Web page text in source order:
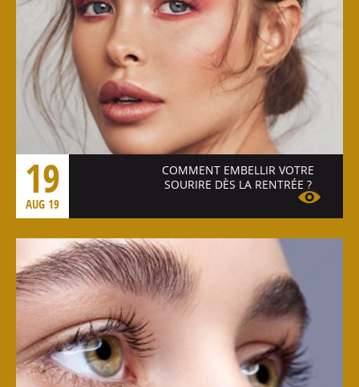
19
AUG 19
COMMENT EMBELLIR VOTRE
SOURIRE DÈS LA RENTRÉE ?
Voir l'article